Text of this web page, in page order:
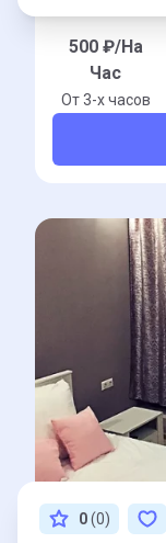
500₽/На
Час
От 3-x часов
0(0)